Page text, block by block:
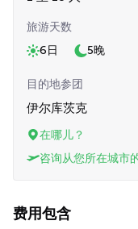
旅游天数
6日
5晚
目的地参团
伊尔库茨克
在哪儿？
咨询从您所在城市
费用包含